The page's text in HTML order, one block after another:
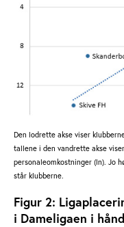
Den lodrette akse viser
tallene i den vandrette akse
personaleomkostninger (ln). Jo
står klubberne.
Figur 2:
i Dameligaen i